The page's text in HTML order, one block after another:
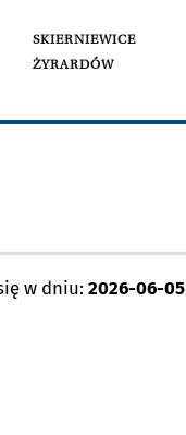
SKIERNIEWICE
ŻYRARDÓW
w dniu: 2026-06-05